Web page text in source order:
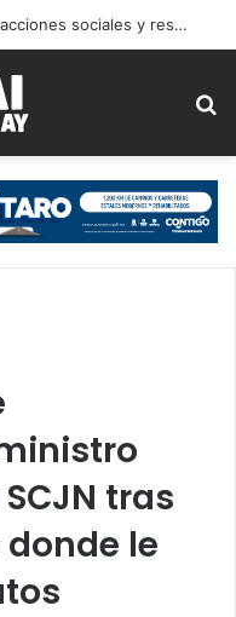
Municipio de Querétaro reporta acciones sociales y resultados de seguridad durante julio
tras
le